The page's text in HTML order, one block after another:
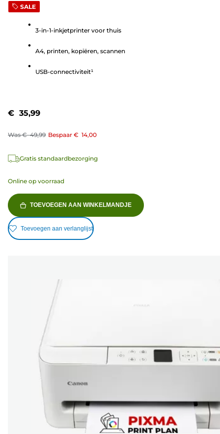
van
sterren.
beoordelingen
SALE
3-in-1-inkjetprinter voor thuis
A4, printen, kopiëren, scannen
USB-connectiviteit¹
€ 35,99
Was€ 49,99 Bespaar € 14,00
Gratis standaardbezorging
Online op voorraad
TOEVOEGEN AAN WINKELMANDJE
Toevoegen aan verlanglijst